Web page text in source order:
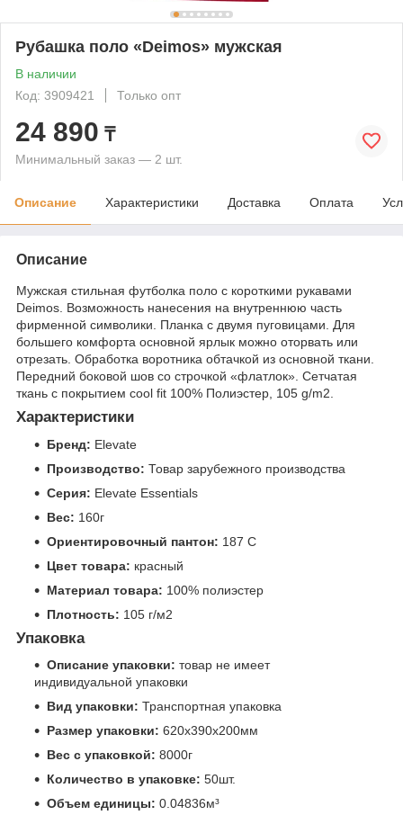
Рубашка поло «Deimos» мужская
В наличии
Код: 3909421
Только опт
24 890 ₸
Минимальный заказ — 2 шт.
Описание Характеристики Доставка Оплата
Описание
Мужская стильная футболка поло с короткими рукавами
Deimos. Возможность нанесения на внутреннюю часть
фирменной символики. Планка с двумя пуговицами. Для
большего комфорта основной ярлык можно оторвать или
отрезать. Обработка воротника обтачкой из основной ткани.
Передний боковой шов со строчкой «флатлок». Сетчатая
ткань с покрытием cool fit 100% Полиэстер, 105 g/m2.
Характеристики
Бренд: Elevate
Производство: Товар зарубежного производства
Серия: Elevate Essentials
Вес: 160г
Ориентировочный пантон: 187 C
Цвет товара: красный
Материал товара: 100% полиэстер
Плотность: 105 г/м2
Упаковка
Описание упаковки: товар не имеет
индивидуальной упаковки
Вид упаковки: Транспортная упаковка
Размер упаковки: 620x390x200мм
Вес с упаковкой: 8000г
Количество в упаковке: 50шт.
Объем единицы: 0.04836м³